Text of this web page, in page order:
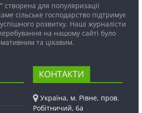
створена для популяризації
сільське господарство підтримує
розвитку. Наші журналісти
на нашому сайті було
та цікавим.
КОНТАКТИ
Україна, м. Рівне, пров.
Робітничий, 6а